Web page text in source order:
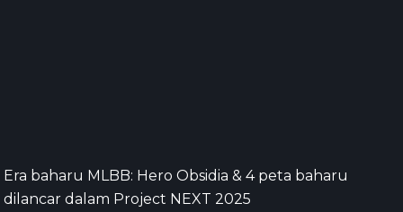
Era baharu MLBB: Hero Obsidia & 4 peta baharu
dilancar dalam Project NEXT 2025